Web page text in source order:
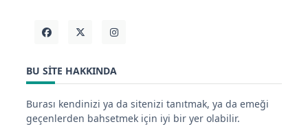
BU SITE HAKKINDA
Burası kendinizi ya da sitenizi tanıtmak, ya da emeği
geçenlerden bahsetmek için iyi bir yer olabilir.